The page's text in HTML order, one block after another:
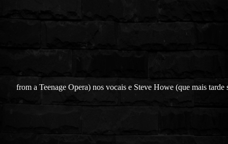
from a Teenage Opera) nos vocais e Steve Howe (que mais tarde